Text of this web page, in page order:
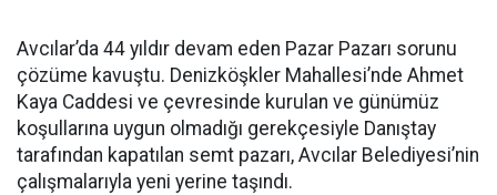
Avcılar’da 44 yıldır devam eden Pazar Pazarı sorunu
çözüme kavuştu. Denizköşkler Mahallesi’nde Ahmet
Kaya Caddesi ve çevresinde kurulan ve günümüz
koşullarına uygun olmadığı gerekçesiyle Danıştay
tarafından kapatılan semt pazarı, Avcılar Belediyesi’nin
çalışmalarıyla yeni yerine taşındı.